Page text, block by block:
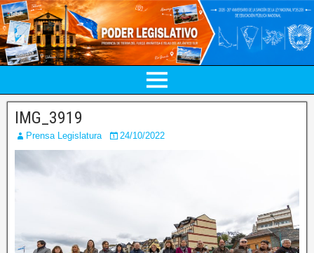
IMG_3919
Prensa Legislatura 24/10/2022